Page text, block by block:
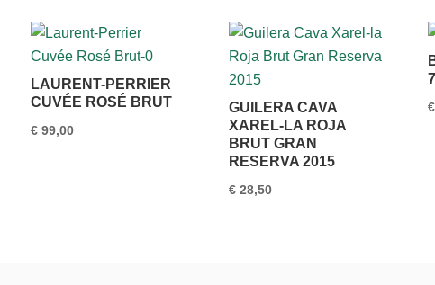
LAURENT-PERRIER
CUVÉE ROSÉ BRUT
€99,00
GUILERA CAVA
XAREL-LA ROJA
BRUT GRAN
RESERVA 2015
€ 28,50
€